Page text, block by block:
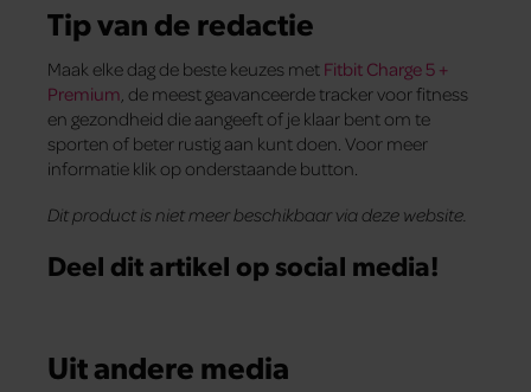
Tip van de redactie
Maak elke dag de beste keuzes met Fitbit Charge 5 +
Premium , de meest geavanceerde tracker voor fitness
en gezondheid die aangeeft of je klaar bent om te
sporten of beter rustig aan kunt doen. Voor meer
informatie klik op onderstaande button.
Dit product is niet meer beschikbaar via deze website.
Deel dit artikel op social media!
Uit andere media